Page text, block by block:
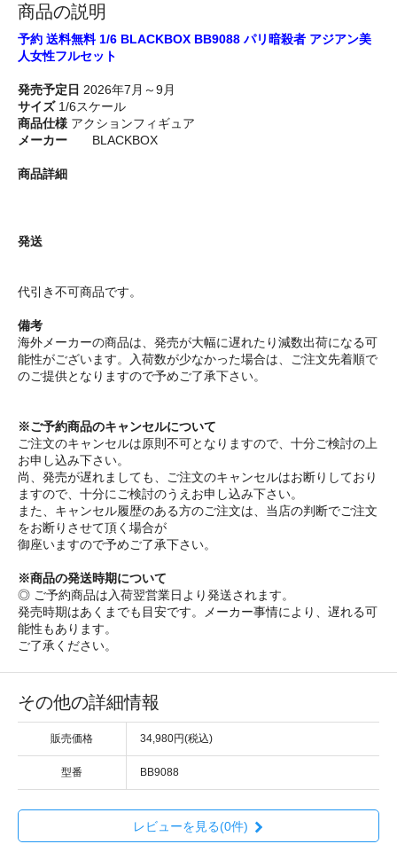
商品の説明
予約 送料無料 1/6 BLACKBOX BB9088 パリ暗殺者 アジアン美
人女性フルセット
発売予定日 2026年7月～9月
サイズ1/6スケール
商品仕様 アクションフィギュア
メーカー BLACKBOX
商品詳細
発送
代引き不可商品です。
備考
海外メーカーの商品は、発売が大幅に遅れたり減数出荷になる可
能性がございます。入荷数が少なかった場合は、ご注文先着順で
のご提供となりますので予めご了承下さい。
※ご予約商品のキャンセルについて
ご注文のキャンセルは原則不可となりますので、十分ご検討の上
お申し込み下さい。
尚、発売が遅れましても、ご注文のキャンセルはお断りしており
ますので、十分にご検討のうえお申し込み下さい。
また、キャンセル履歴のある方のご注文は、当店の判断でご注文
をお断りさせて頂く場合が
御座いますので予めご了承下さい。
※商品の発送時期について
◎ ご予約商品は入荷翌営業日より発送されます。
発売時期はあくまでも目安です。メーカー事情により、遅れる可
能性もあります。
ご了承ください。
その他の詳細情報
販売価格 34,980円(税込)
型番 BB9088
レビューを見る(0件)